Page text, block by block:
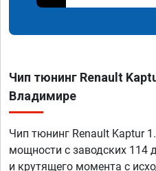
Чип тюнинг Renault
Владимире
Чип тюнинг Renault Kaptur
мощности с заводских 114
и крутящего момента с